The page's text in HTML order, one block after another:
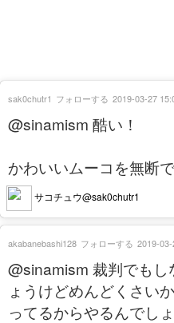
@sinamism 酷い！
かわいいムーコを無断で
サコチュウ@sak0chutr1
sak0chutr1 フォローする 2019-03-27
@sinamism 裁判でも
ょうけどめんどくさい
ってるからやるんでし
akabanebashi128 フォローする 2019-